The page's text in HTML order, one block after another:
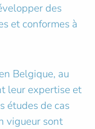
des
et conformes à
Belgique, au
leur expertise et
études de cas
vigueur sont